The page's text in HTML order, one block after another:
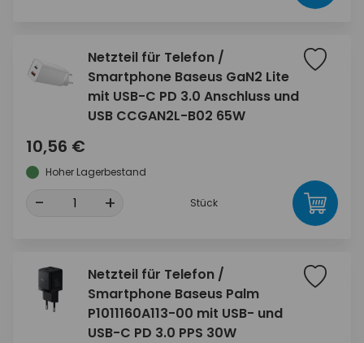
Netzteil für Telefon /
Smartphone Baseus GaN2 Lite
mit USB-C PD 3.0 Anschluss und
USB CCGAN2L-B02 65W
10,56 €
Hoher Lagerbestand
- + Stück
Netzteil für Telefon /
Smartphone Baseus Palm
P1011160A113-00 mit USB- und
USB-C PD 3.0 PPS 30W